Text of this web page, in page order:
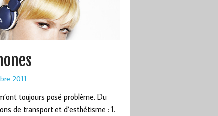
2011
toujours posé problème. Du
de transport et d’esthétisme : 1.